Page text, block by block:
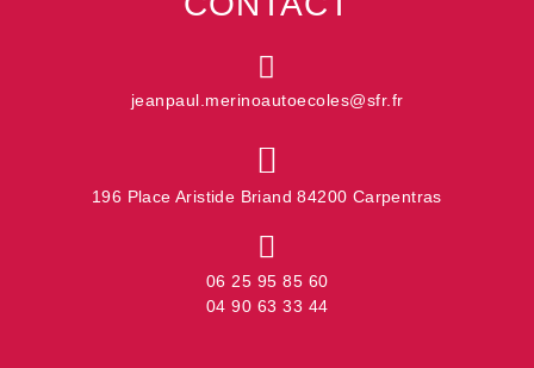
jeanpaul.merinoautoecoles@sfr.fr
196 Place Aristide Briand 84200 Carpentras
06 25 95 85 60
04 90 63 33 44